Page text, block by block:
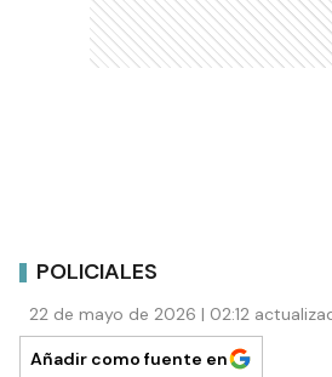
POLICIALES
22 de mayo de 2026 | 02:12
Añadir como fuente en